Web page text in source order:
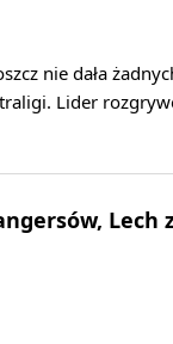
nie dała
Lider